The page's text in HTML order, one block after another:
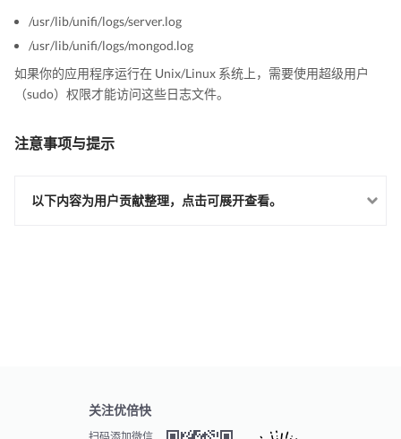
/usr/lib/unifi/logs/server.log
/usr/lib/unifi/logs/mongod.log
如果你的应用程序运行在 Unix/Linux 系统上，需要使用超级用户
（sudo）权限才能访问这些日志文件。
注意事项与提示
以下内容为用户贡献整理，点击可展开查看。
关注优倍快